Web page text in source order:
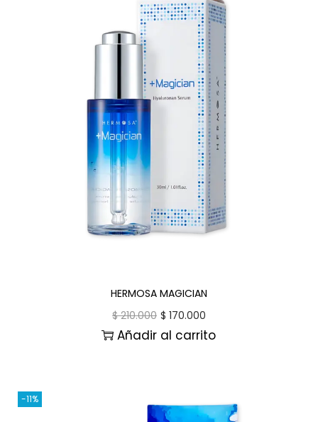
HERMOSA MAGICIAN
$210.000 $ 170.000
Añadir al carrito
-11%